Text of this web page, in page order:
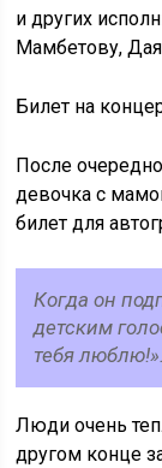
и других
Мамбетову,
Билет на
После
девочка с
билет для
Когда он
детским
тебя люблю!».
Люди очень
другом конце